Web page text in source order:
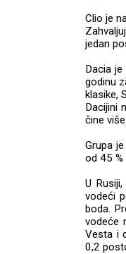
Clio je
jedan
Dacia
godinu
klasike,
Dacijini
čine
Grupa
od 45 %
U
vodeći
boda.
vodeće
Vesta i
0,2